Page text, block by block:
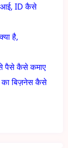
ID कैसे
है,
पैसे कैसे कमाए
बिज़नेस कैसे